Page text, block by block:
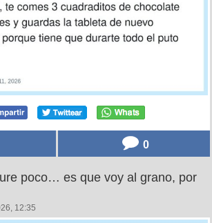
0
poco… es que voy al grano, por
12:35